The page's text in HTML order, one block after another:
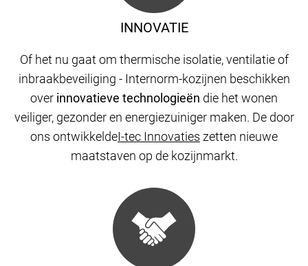
INNOVATIE
Of het nu gaat om thermische isolatie, ventilatie of
inbraakbeveiliging - Internorm-kozijnen beschikken
over innovatieve technologieën die het wonen
veiliger, gezonder en energiezuiniger maken. De door
ons ontwikkeldeI-tec Innovaties zetten nieuwe
maatstaven op de kozijnmarkt.